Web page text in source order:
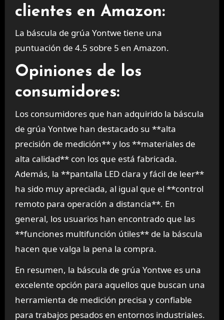
clientes en Amazon:
La báscula de grúa Yontwe tiene una
puntuación de 4.5 sobre 5 en Amazon.
Opiniones de los
consumidores:
Los consumidores que han adquirido la báscula
de grúa Yontwe han destacado su **alta
precisión de medición** y los **materiales de
alta calidad** con los que está fabricada.
Además, la **pantalla LED clara y fácil de leer**
ha sido muy apreciada, al igual que el **control
remoto para operación a distancia**. En
general, los usuarios han encontrado que las
**funciones multifunción útiles** de la báscula
hacen que valga la pena la compra.
En resumen, la báscula de grúa Yontwe es una
excelente opción para aquellos que buscan una
herramienta de medición precisa y confiable
para trabajos pesados en entornos industriales.